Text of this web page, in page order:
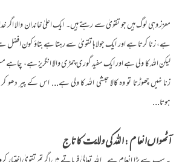
معزز وہی لوگ ہیں جو تقویٰ سے رہتے ہیں۔ ایک اعلیٰ خاندان والا اگر
ہے، زنا کرتا ہے اور ایک جولاہا تقویٰ سے رہتا ہے بتاؤ کون
لیکن اللہ کا ولی ہے اور ایک سفید گوری چمڑی والا انگریز ہے،
زنا نہیں چھوڑتا تو وہ کالا حبشی اللہ کا ولی ہے... اس کے پیر
ہوتا...
آٹھواں انعام : اللہ کی ولایت کا تاج